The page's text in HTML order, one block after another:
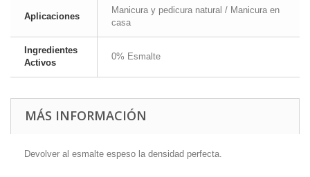
Aplicaciones
Manicura y pedicura natural / Manicura en
casa
Ingredientes
Activos
0% Esmalte
MÁS INFORMACIÓN
Devolver al esmalte espeso la densidad perfecta.